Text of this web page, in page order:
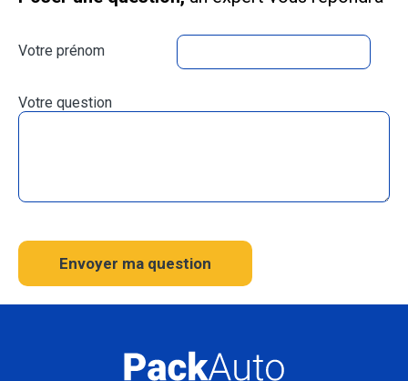
Votre prénom
Votre question
Envoyer ma question